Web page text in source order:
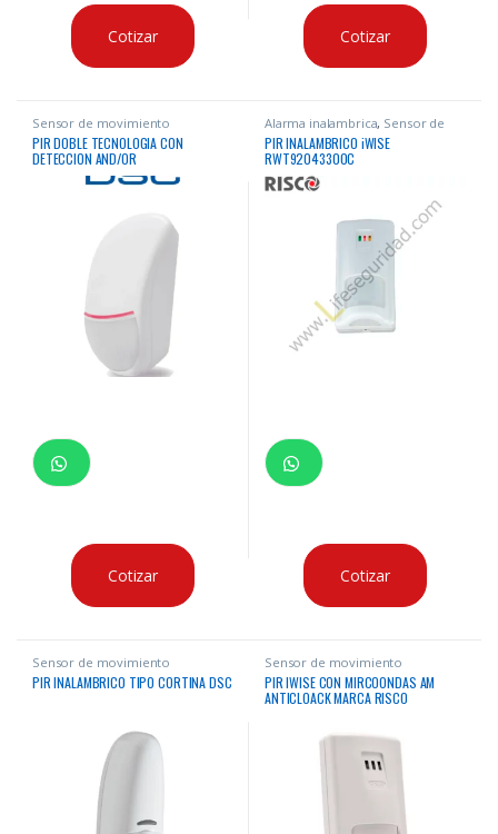
Cotizar Cotizar
Sensor de movimiento
PIR DOBLE TECNOLOGIA CON
DETECCION AND/OR
Cotizar
Alarma inalambrica, Sensor de
movimiento
PIR INALAMBRICO iWISE
RWT92043300C
Cotizar
Sensor de movimiento
PIR INALAMBRICO TIPO CORTINA DSC
Sensor de movimiento
PIR IWISE CON MIRCOONDAS AM
ANTICLOACK MARCA RISCO